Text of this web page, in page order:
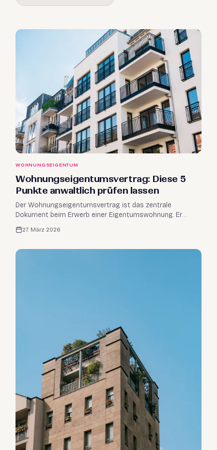
WOHNUNGSEIGENTUM
Wohnungseigentumsvertrag: Diese 5
Punkte anwaltlich prüfen lassen
Der Wohnungseigentumsvertrag ist das zentrale
Dokument beim Erwerb einer Eigentumswohnung. Er
regelt nicht nur, was Sie kaufen – sondern auch, welche
Rechte und Pflichten Sie damit auf Jahrzehnte hinaus
27. März 2026